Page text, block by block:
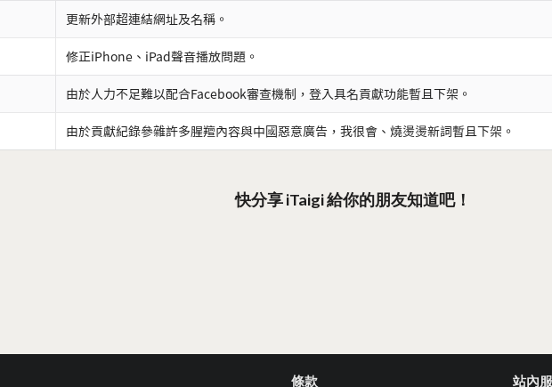
更新外部超連結網址及名稱。
修正iPhone、iPad聲音播放問題。
由於人力不足難以配合Facebook審查機制，登入具名貢獻功能暫且下架。
由於貢獻紀錄參雜許多腥羶內容與中國惡意廣告，我很會、燒燙燙新詞暫且下架。
快分享 iTaigi 給你的朋友知道吧！
條款 站內